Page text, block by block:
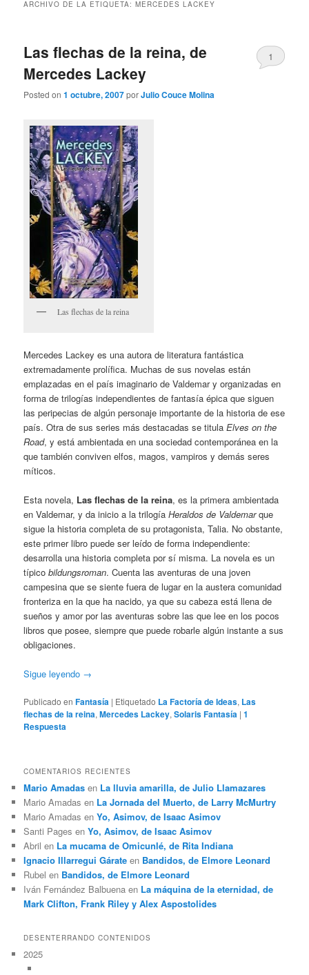
ARCHIVO DE LA ETIQUETA:MERCEDES LACKEY
Las flechas de la reina, de
Mercedes Lackey
Posted on1 octubre, 2007porJulio Couce Molina
1
Las flechas de la reina
Mercedes Lackey es una autora de literatura fantástica
extremadamente prolífica. Muchas de sus novelas están
emplazadas en el país imaginario de Valdemar y organizadas en
forma de trilogías independientes de fantasía épica que siguen
las peripecias de algún personaje importante de la historia de ese
país. Otra de sus series más destacadas se titulaElves on the
Road, y está ambientada en una sociedad contemporánea en la
que también conviven elfos, magos, vampiros y demás seres
míticos.
Esta novela, Las flechas de la reina, es la primera ambientada
en Valdemar, y da inicio a la trilogíaHeraldos de Valdemarque
sigue la historia completa de su protagonista, Talia. No obstante,
este primer libro puede ser leído de forma independiente:
desarrolla una historia completa por sí misma. La novela es un
típicobildungsroman. Cuenta las aventuras de una joven
campesina que se siente fuera de lugar en la austera comunidad
fronteriza en la que ha nacido, ya que su cabeza está llena de
sueños y amor por las aventuras sobre las que lee en los pocos
libros que posee, siempre que puede robarle algún instante a sus
obligaciones.
Sigue leyendo →
Publicado en Fantasía | Etiquetado La Factoría de Ideas, Las
flechas de la reina,Mercedes Lackey,Solaris Fantasía |1
Respuesta
COMENTARIOS RECIENTES
Mario Amadas en La lluvia amarilla, de Julio Llamazares
Mario Amadas en La Jornada del Muerto, de Larry McMurtry
Mario Amadas enYo, Asimov, de Isaac Asimov
Santi Pages enYo, Asimov, de Isaac Asimov
Abril en La mucama de Omicunlé, de Rita Indiana
Ignacio Illarregui Gárate en Bandidos, de Elmore Leonard
Rubel en Bandidos, de Elmore Leonard
Iván Fernández Balbuena en La máquina de la eternidad, de
Mark Clifton, Frank Riley y Alex Aspostolides
DESENTERRANDO CONTENIDOS
2025